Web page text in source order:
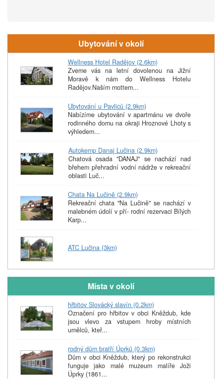
Ubytování v okolí
Wellness Hotel Radějov (2.6km)
Zveme vás na letní dovolenou na Jižní
Moravě k nám do Wellness Hotelu
Radějov.Naším mottem...
Ubytování u Pavliců (2.9km)
Nabízíme ubytování v apartmánu ve dvoře
rodinného domu na okraji Hroznové Lhoty s
výhledem...
Autokemp Danaj Lučina (2.9km)
Chatová osada "DANAJ" se nachází nad
břehem přehradní vodní nádrže v rekreační
oblasti Luč...
Chata Na Lučině (2.9km)
Rekreační chata "Na Lučině" se nachází v
malebném údolí v pří- rodní rezervaci Bílých
Karp...
ATC Lučina (3km)
Místa v okolí
hřbitov Slovácký slavín (0.2km)
Označení pro hřbitov v obci Kněždub, kde
jsou vlevo za vstupem hroby místních
umělců, kteř...
rodný dům bratří Úprků (0.3km)
Dům v obci Kněždub, který po rekonstrukci
funguje jako malé muzeum malíře Joži
Úprky (1861...